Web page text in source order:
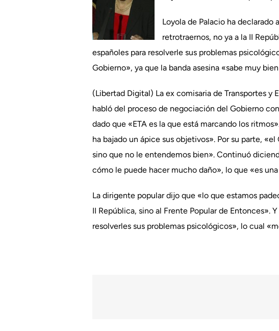
Loyola de Palacio ha declarado
retrotraernos, no ya a la II
españoles para resolverle sus problemas
Gobierno», ya que la banda asesina «sabe muy
(Libertad Digital) La ex comisaria de Transportes y
habló del proceso de negociación del Gobierno
dado que «ETA es la que está marcando los
ha bajado un ápice sus objetivos». Por su parte,
sino que no le entendemos bien». Continuó
cómo le puede hacer mucho daño», lo que «es
La dirigente popular dijo que «lo que estamos
II República, sino al Frente Popular de Entonces».
resolverles sus problemas psicológicos», lo cual